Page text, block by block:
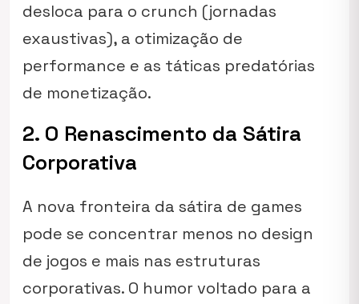
desloca para o crunch (jornadas
exaustivas), a otimização de
performance e as táticas predatórias
de monetização.
2. O Renascimento da Sátira
Corporativa
A nova fronteira da sátira de games
pode se concentrar menos no design
de jogos e mais nas estruturas
corporativas. O humor voltado para a